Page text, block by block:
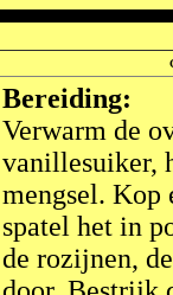
Bereiding:
Verwarm de
vanillesuiker,
mengsel. Kop
spatel het in
de rozijnen,